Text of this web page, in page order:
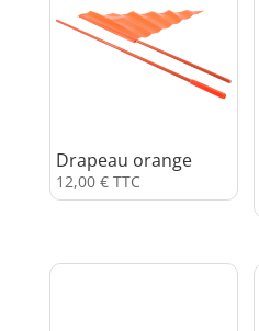
Drapeau orange
12,00 € TTC